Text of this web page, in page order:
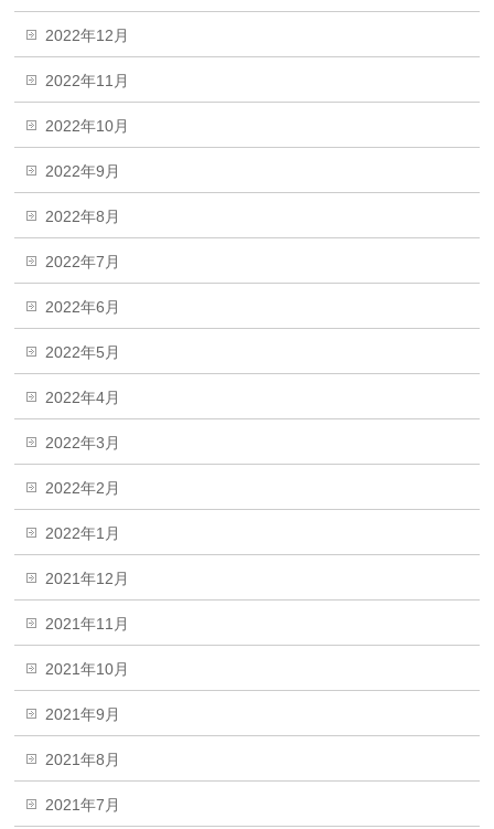
2022年12月
2022年11月
2022年10月
2022年9月
2022年8月
2022年7月
2022年6月
2022年5月
2022年4月
2022年3月
2022年2月
2022年1月
2021年12月
2021年11月
2021年10月
2021年9月
2021年8月
2021年7月